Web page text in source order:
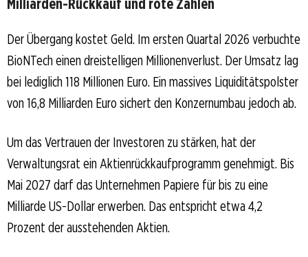
Der Übergang kostet Geld. Im ersten Quartal 2026 verbuchte
BioNTech einen dreistelligen Millionenverlust. Der Umsatz lag
bei lediglich 118 Millionen Euro. Ein massives Liquiditätspolster
von 16,8 Milliarden Euro sichert den Konzernumbau jedoch ab.
Um das Vertrauen der Investoren zu stärken, hat der
Verwaltungsrat ein Aktienrückkaufprogramm genehmigt. Bis
Mai 2027 darf das Unternehmen Papiere für bis zu eine
Milliarde US-Dollar erwerben. Das entspricht etwa 4,2
Prozent der ausstehenden Aktien.